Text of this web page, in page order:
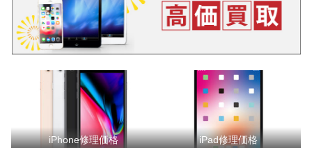
iPhone修理価格 iPad修理価格